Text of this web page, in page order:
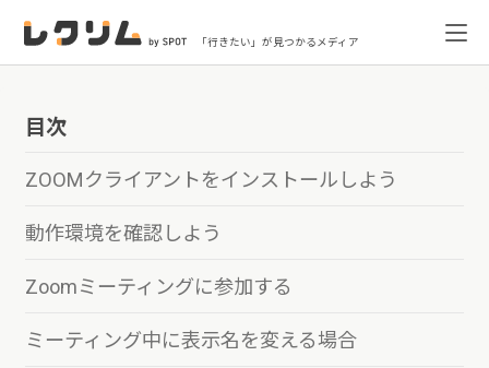
「行きたい」が見つかるメディア
目次
ZOOMクライアントをインストールしよう
動作環境を確認しよう
Zoomミーティングに参加する
ミーティング中に表示名を変える場合